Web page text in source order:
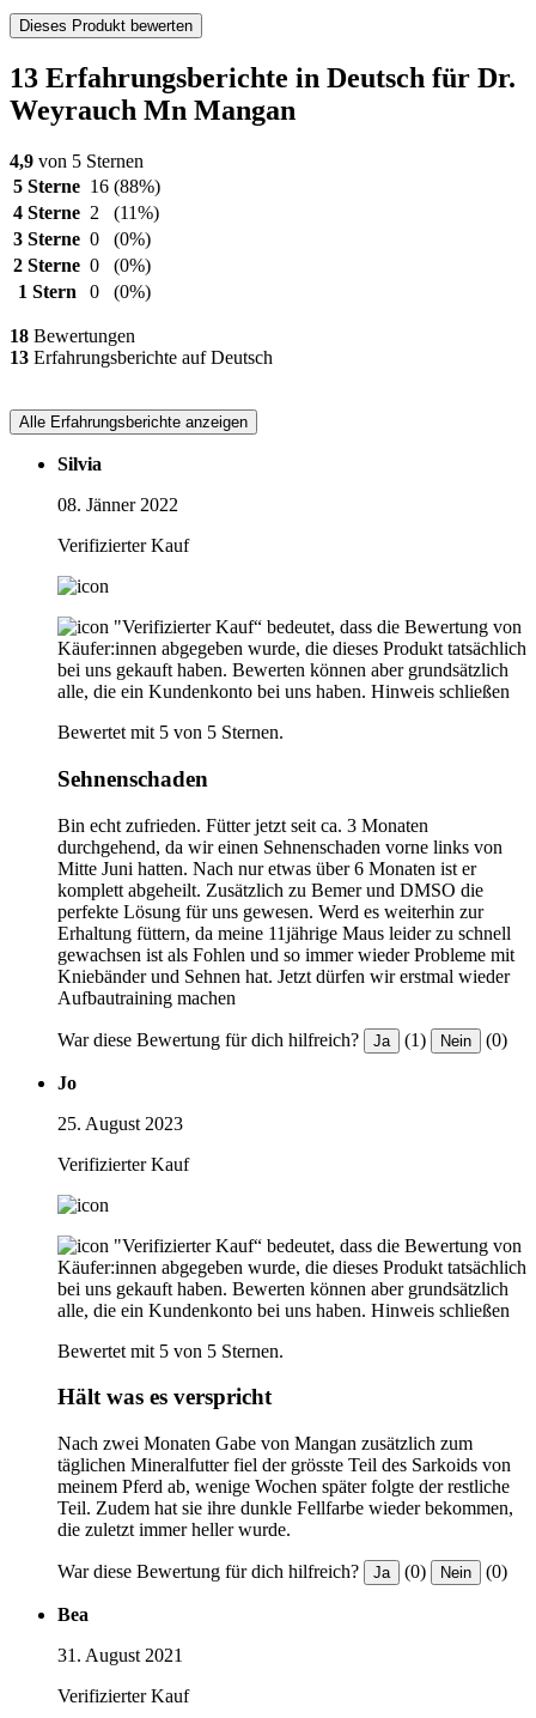
Dieses Produkt bewerten
13 Erfahrungsberichte in Deutsch für Dr.
Weyrauch Mn Mangan
4,9 von 5 Sternen
5 Sterne 16 (88%)
4 Sterne 2
(11%)
3 Sterne 0
(0%)
2 Sterne 0
(0%)
1 Stern
0 (0%)
18 Bewertungen
13 Erfahrungsberichte auf Deutsch
Alle Erfahrungsberichte anzeigen
Silvia
08. Jänner 2022
Verifizierter Kauf
"Verifizierter Kauf“ bedeutet, dass die Bewertung von
Käufer:innen abgegeben wurde, die dieses Produkt tatsächlich
bei uns gekauft haben. Bewerten können aber grundsätzlich
alle, die ein Kundenkonto bei uns haben. Hinweis schließen
Bewertet mit 5 von 5 Sternen.
Sehnenschaden
Bin echt zufrieden. Fütter jetzt seit ca. 3 Monaten
durchgehend, da wir einen Sehnenschaden vorne links von
Mitte Juni hatten. Nach nur etwas über 6 Monaten ist er
komplett abgeheilt. Zusätzlich zu Bemer und DMSO die
perfekte Lösung für uns gewesen. Werd es weiterhin zur
Erhaltung füttern, da meine 11jährige Maus leider zu schnell
gewachsen ist als Fohlen und so immer wieder Probleme mit
Kniebänder und Sehnen hat. Jetzt dürfen wir erstmal wieder
Aufbautraining machen
War diese Bewertung für dich hilfreich? Ja (1) Nein (0)
Jo
25. August 2023
Verifizierter Kauf
"Verifizierter Kauf“ bedeutet, dass die Bewertung von
Käufer:innen abgegeben wurde, die dieses Produkt tatsächlich
bei uns gekauft haben. Bewerten können aber grundsätzlich
alle, die ein Kundenkonto bei uns haben. Hinweis schließen
Bewertet mit 5 von 5 Sternen.
Hält was es verspricht
Nach zwei Monaten Gabe von Mangan zusätzlich zum
täglichen Mineralfutter fiel der grösste Teil des Sarkoids von
meinem Pferd ab, wenige Wochen später folgte der restliche
Teil. Zudem hat sie ihre dunkle Fellfarbe wieder bekommen,
die zuletzt immer heller wurde.
War diese Bewertung für dich hilfreich? Ja (0) Nein (0)
Bea
31. August 2021
Verifizierter Kauf